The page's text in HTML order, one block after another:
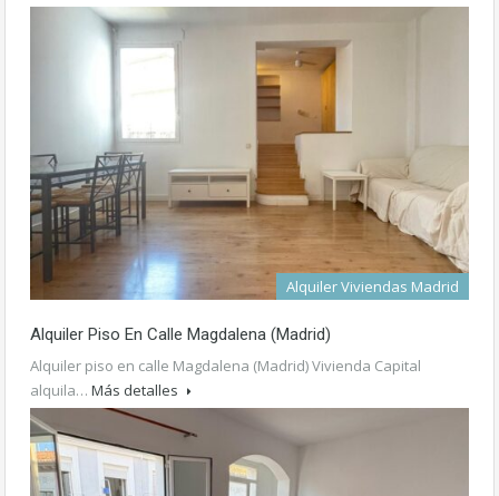
1.000€ mes
Alquiler Viviendas Madrid
Alquiler Piso En Calle Magdalena (Madrid)
Alquiler piso en calle Magdalena (Madrid) Vivienda Capital
alquila… Más detalles
1.250€ mes